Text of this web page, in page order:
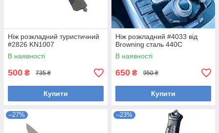
Ніж розкладний туристичний
#2826 KN1007
В наявності
500 ₴ 735 ₴
Купити
Ніж розкладний #4033 від
Browning сталь 440С
В наявності
650 ₴ 950 ₴
Купити
–27% –23%